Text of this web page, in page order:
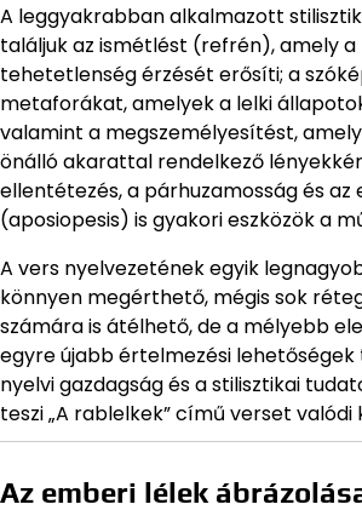
A leggyakrabban alkalmazott
találjuk az ismétlést (refrén), amely a
tehetetlenség érzését erősíti; a
metaforákat, amelyek a lelki
valamint a megszemélyesítést,
önálló akarattal rendelkező
ellentétezés, a párhuzamosság és az
(aposiopesis) is gyakori eszközök a
A vers nyelvezetének egyik
könnyen megérthető, mégis sok
számára is átélhető, de a mélyebb
egyre újabb értelmezési lehetőségek
nyelvi gazdagság és a stilisztikai
teszi „A rablelkek” című verset valódi
Az emberi lélek